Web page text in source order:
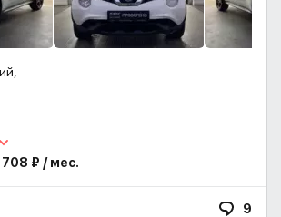
708 ₽ / мес.
9